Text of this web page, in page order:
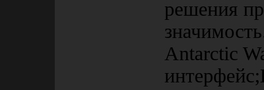
решения
Antarctic